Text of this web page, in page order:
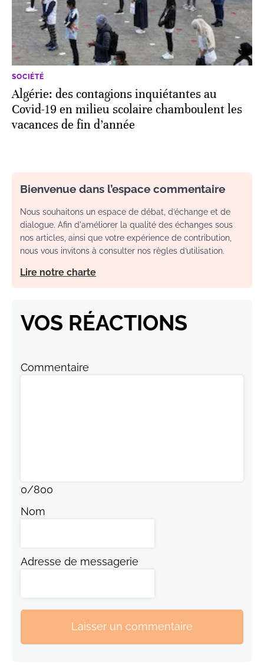
SOCIÉTÉ
Algérie: des contagions inquiétantes au
Covid-19 en milieu scolaire chamboulent les
vacances de fin d’année
Bienvenue dans l’espace commentaire
Nous souhaitons un espace de débat, d’échange et de
dialogue. Afin d'améliorer la qualité des échanges sous
nos articles, ainsi que votre expérience de contribution,
nous vous invitons à consulter nos règles d’utilisation.
Lire notre charte
VOS RÉACTIONS
Commentaire
0/800
Nom
Adresse de messagerie
Laisser un commentaire